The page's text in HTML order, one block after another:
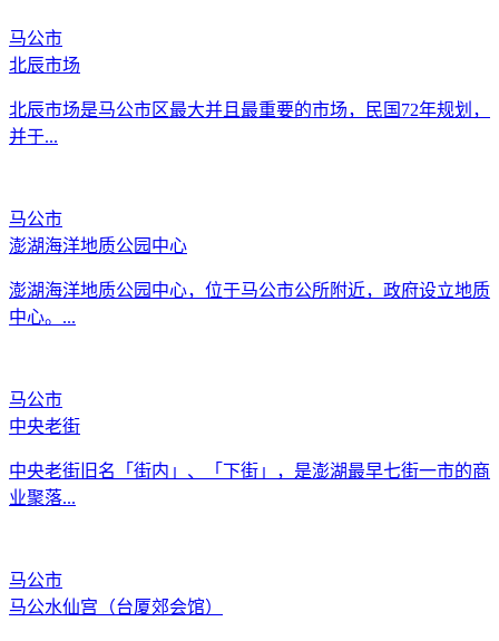
马公市
北辰市场
北辰市场是马公市区最大并且最重要的市场，民国72年规划，
并于...
马公市
澎湖海洋地质公园中心
澎湖海洋地质公园中心，位于马公市公所附近，政府设立地质
中心。...
马公市
中央老街
中央老街旧名「街内」、「下街」，是澎湖最早七街一市的商
业聚落...
马公市
马公水仙宫（台厦郊会馆）